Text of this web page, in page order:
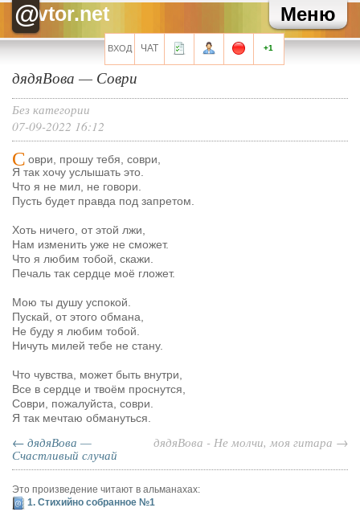
Меню
@vtor.net
Akhenaham
*оплатой
Akhenaham
Зато сидя дома, с нормальным графиком, оплатом и
ощутимо меньшей головной боллью
Чтобы снова в какой-нить тех поддержке символы набивать.
Akhenaham
Ага. Нафик ваших генералов, жду, пока разрешат
увольняться.
Забыли свой пароль?
Перейти на полную версию
ВХОД ЧАТ +1
дядяВова — Соври
Без категории
07-09-2022 16:12
С оври, прошу тебя, соври,
Я так хочу услышать это.
Что я не мил, не говори.
Пусть будет правда под запретом.
Хоть ничего, от этой лжи,
Нам изменить уже не сможет.
Что я любим тобой, скажи.
Печаль так сердце моё гложет.
Мою ты душу успокой.
Пускай, от этого обмана,
Не буду я любим тобой.
Ничуть милей тебе не стану.
Что чувства, может быть внутри,
Все в сердце и твоём проснутся,
Соври, пожалуйста, соври.
Я так мечтаю обмануться.
дядяВова - Не молчи, моя гитара →
← дядяВова —
Счастливый случай
Это произведение читают в альманахах:
1. Стихийно собранное №1